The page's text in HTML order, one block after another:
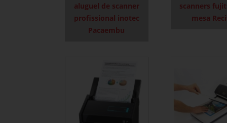
aluguel de scanner
profissional inotec
Pacaembu
scanners
mesa